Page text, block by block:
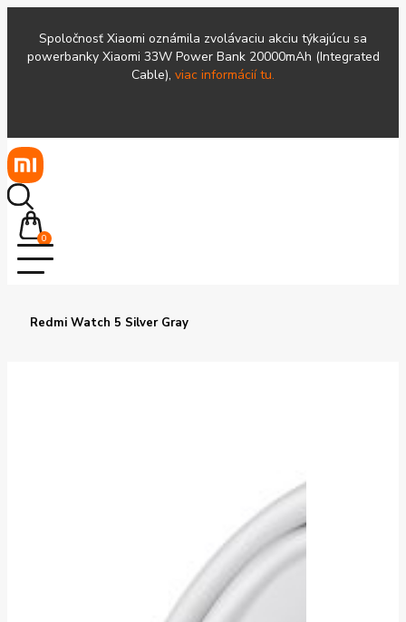
Spoločnosť Xiaomi oznámila zvolávaciu akciu týkajúcu sa
powerbanky Xiaomi 33W Power Bank 20000mAh (Integrated
Cable), viac informácií tu.
0
Redmi Watch 5 Silver Gray